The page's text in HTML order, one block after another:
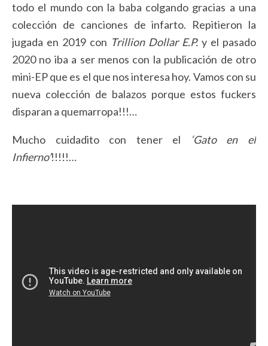
todo el mundo con la baba colgando gracias a una
colección de canciones de infarto. Repitieron la
jugada en 2019 con Trillion Dollar E.P. y el pasado
2020 no iba a ser menos con la publicación de otro
mini-EP que es el que nos interesa hoy. Vamos con su
nueva colección de balazos porque estos fuckers
disparan a quemarropa!!!…
Mucho cuidadito con tener el ‘Gato en el
Infierno’!!!!!…